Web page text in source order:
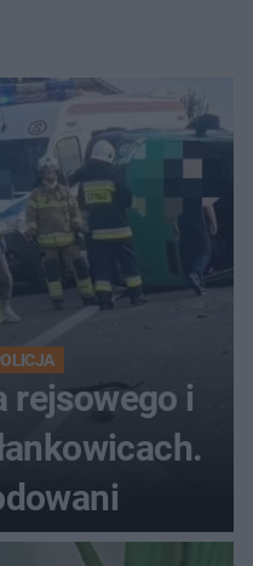
rejsowego i